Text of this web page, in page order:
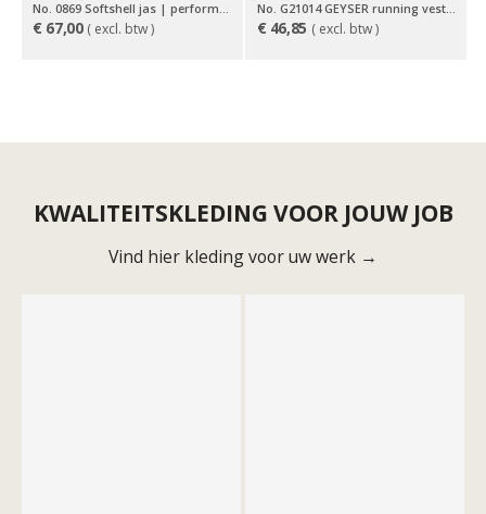
No. 0869 Softshell jas | performance | dames
€ 67,00 ( excl. btw )
No. G21014 GEYSER running vest | light
€ 46,85 ( excl. btw )
KWALITEITSKLEDING VOOR JOUW JOB
Vind hier kleding voor uw werk →